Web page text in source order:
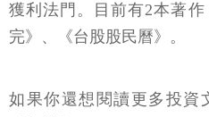
獲利法門。目前有2本著
完》、《台股股民曆》。
如果你還想閱讀更多投資